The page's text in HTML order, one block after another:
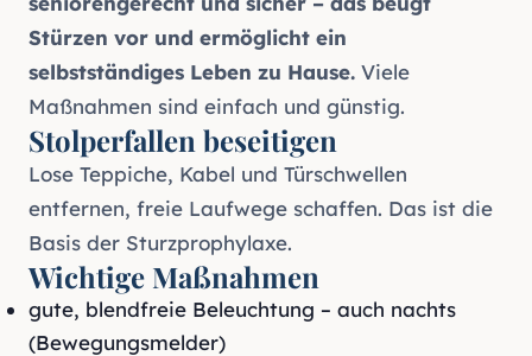
Stürzen vor und ermöglicht ein
selbstständiges Leben zu Hause. Viele
Maßnahmen sind einfach und günstig.
Stolperfallen beseitigen
Lose Teppiche, Kabel und Türschwellen
entfernen, freie Laufwege schaffen. Das ist die
Basis der Sturzprophylaxe.
Wichtige Maßnahmen
gute, blendfreie Beleuchtung – auch nachts
(Bewegungsmelder)